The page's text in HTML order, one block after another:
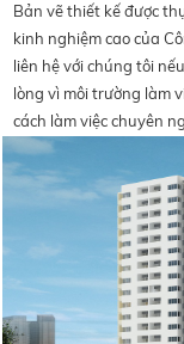
Bản vẽ thiết kế được
kinh nghiệm cao của
liên hệ với chúng tôi
lòng vì môi trường làm
cách làm việc chuyên